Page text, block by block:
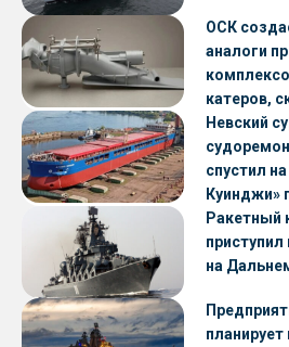
ОСК
аналоги
катеров,
судов с
Невский
спустил
Куинджи»
Ракетный
на